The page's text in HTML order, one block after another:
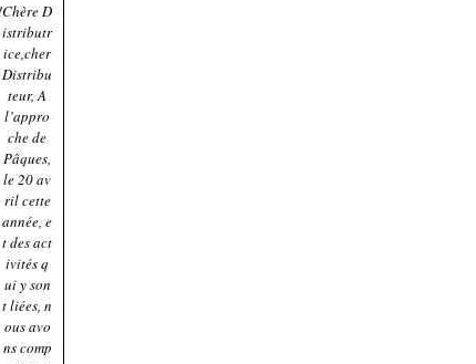
Chère D
istributr
ice,cher
Distribu
teur, A
l’appro
che de
Pâques,
le 20 av
ril cette
année, e
t des act
ivités q
ui y son
t liées, n
ous avo
ns comp